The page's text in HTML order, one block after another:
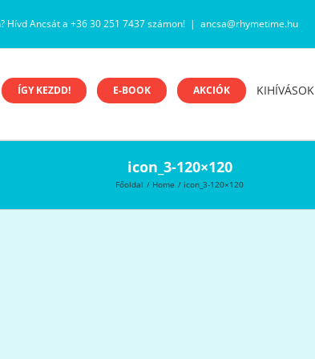
Hívd Ancsát a +36 30 251 7437 számon! | ancsa@rhymetime.hu
ÍGY KEZDD! E-BOOK AKCIÓK KIHÍVÁSOK
icon_3-120×120
Főoldal Home icon_3-120×120